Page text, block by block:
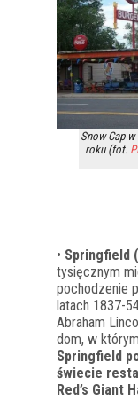
Snow Cap
roku (fot.
• Springfield
tysięcznym
pochodzenie
latach 1837-
Abraham
dom, w
Springfield
świecie
Red’s Giant